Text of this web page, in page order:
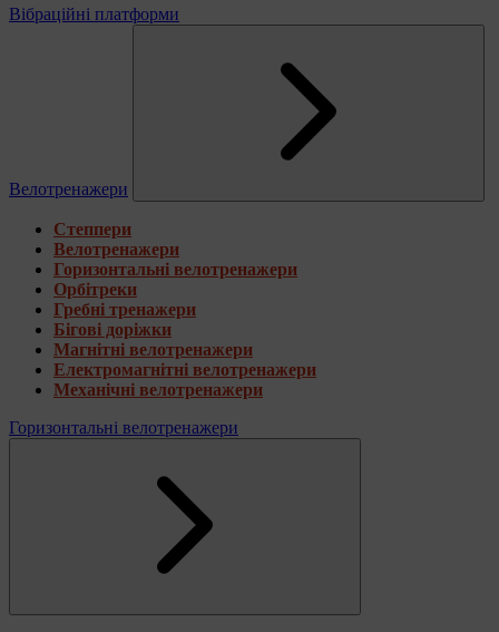
Вібраційні платформи
Велотренажери
Степпери
Велотренажери
Горизонтальні велотренажери
Орбітреки
Гребні тренажери
Бігові доріжки
Магнітні велотренажери
Електромагнітні велотренажери
Механічні велотренажери
Горизонтальні велотренажери